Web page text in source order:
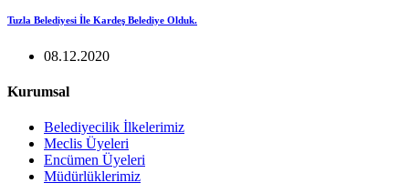
Tuzla Belediyesi İle Kardeş Belediye Olduk.
08.12.2020
Kurumsal
Belediyecilik İlkelerimiz
Meclis Üyeleri
Encümen Üyeleri
Müdürlüklerimiz